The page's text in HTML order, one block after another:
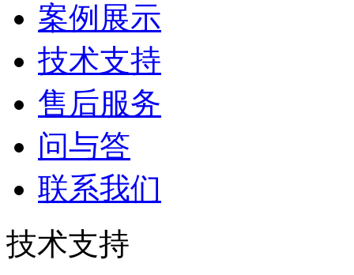
案例展示
技术支持
售后服务
问与答
联系我们
技术支持